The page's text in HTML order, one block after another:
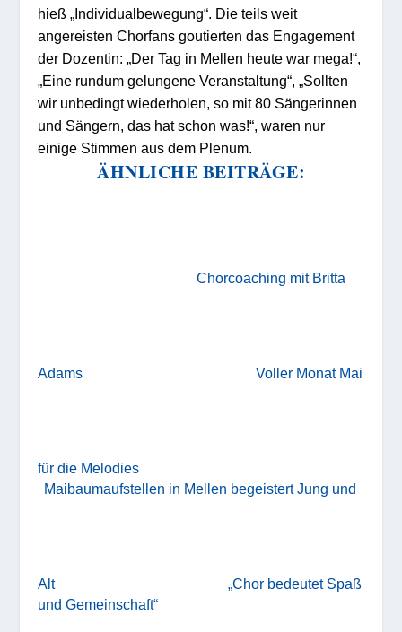
hieß „Individualbewegung“. Die teils weit
angereisten Chorfans goutierten das Engagement
der Dozentin: „Der Tag in Mellen heute war mega!“,
„Eine rundum gelungene Veranstaltung“, „Sollten
wir unbedingt wiederholen, so mit 80 Sängerinnen
und Sängern, das hat schon was!“, waren nur
einige Stimmen aus dem Plenum.
ÄHNLICHE BEITRÄGE:
Chorcoaching mit Britta
Adams Voller Monat Mai
für die Melodies
Maibaumaufstellen in Mellen begeistert Jung und
Alt
„Chor bedeutet Spaß
und Gemeinschaft“